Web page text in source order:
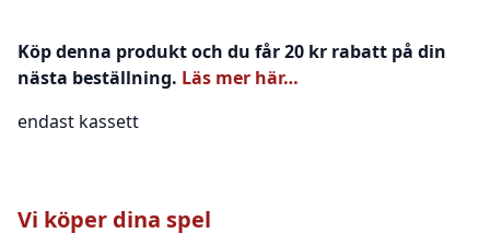
Köp denna produkt och du får 20 kr rabatt på din
nästa beställning. Läs mer här…
endast kassett
Vi köper dina spel